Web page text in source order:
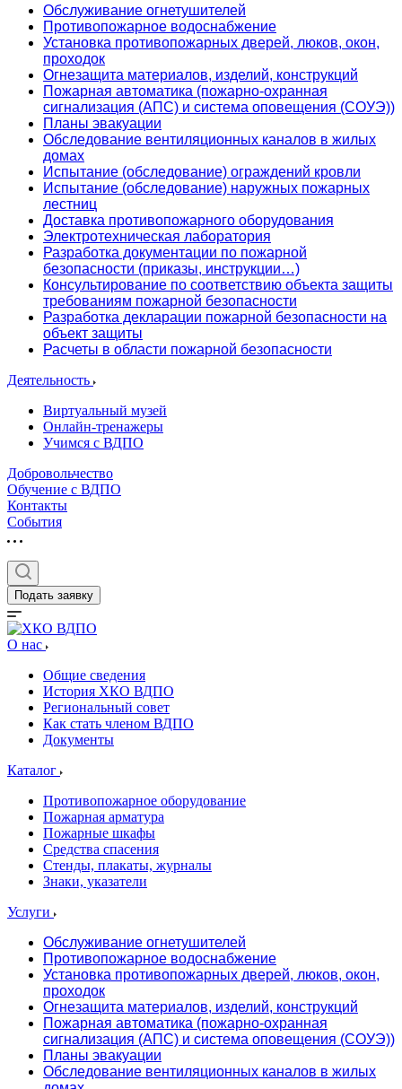
Обслуживание огнетушителей
Противопожарное водоснабжение
Установка противопожарных дверей, люков, окон,
проходок
Огнезащита материалов, изделий, конструкций
Пожарная автоматика (пожарно-охранная
сигнализация (АПС) и система оповещения (СОУЭ))
Планы эвакуации
Обследование вентиляционных каналов в жилых
домах
Испытание (обследование) ограждений кровли
Испытание (обследование) наружных пожарных
лестниц
Доставка противопожарного оборудования
Электротехническая лаборатория
Разработка документации по пожарной
безопасности (приказы, инструкции…)
Консультирование по соответствию объекта защиты
требованиям пожарной безопасности
Разработка декларации пожарной безопасности на
объект защиты
Расчеты в области пожарной безопасности
Деятельность
Виртуальный музей
Онлайн-тренажеры
Учимся с ВДПО
Добровольчество
Обучение с ВДПО
Контакты
События
Подать заявку
О нас
Общие сведения
История ХКО ВДПО
Региональный совет
Как стать членом ВДПО
Документы
Каталог
Противопожарное оборудование
Пожарная арматура
Пожарные шкафы
Средства спасения
Стенды, плакаты, журналы
Знаки, указатели
Услуги
Обслуживание огнетушителей
Противопожарное водоснабжение
Установка противопожарных дверей, люков, окон,
проходок
Огнезащита материалов, изделий, конструкций
Пожарная автоматика (пожарно-охранная
сигнализация (АПС) и система оповещения (СОУЭ))
Планы эвакуации
Обследование вентиляционных каналов в жилых